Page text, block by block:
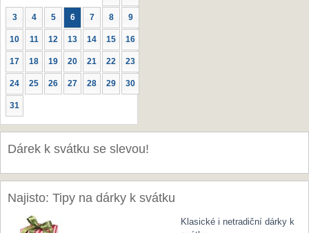
3 4 5 6 7 8 9
10 11 12 13 14 15 16
17 18 19 20 21 22 23
24 25 26 27 28 29 30
31
Dárek k svátku se slevou!
Najisto: Tipy na dárky k svátku
Klasické i netradiční dárky k